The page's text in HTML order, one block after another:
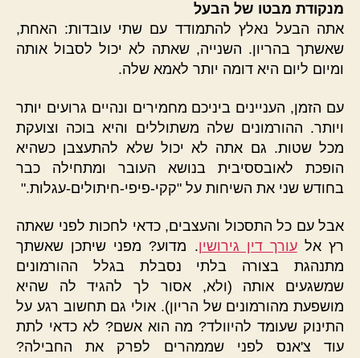
מנקודת מבטו של הבעל
אתה הבעל נאלץ להתמודד עם שתי עובדות: האחת,
שאשתך בהריון. השנייה, שאתה לא יכול לסבול אותה
ומיום ליום היא דומה יותר לאמא שלה.
עם הזמן, העניינים ביניכם מחמירים ונהיים גרועים יותר
ויותר. ההורמונים שלה משתוללים והיא בוכה וצועקת
מכל שטות. גם אתה לא יכול שלא להתעצבן כשהיא
הופכת לאובססיבית בנושא העובר ומתחילה כבר
בחודש שני את השיחות על "קקי-פיפי-חיתולים-עגלות."
אבל עם כל התסכול והעצבים, כדאי לחכות לפני שאתה
רץ אלעורך דין גירושין. מדוע? מפני שיתכן שאשתך
מתנהגת בצורה בלתי נסבלת בגלל ההורמונים
שמשגעים אותה (ולא, אסור לך להגיד לה שהיא
מושפעת מהורמונים של הריון). אולי גם תחשוב רגע על
התינוק שעומד להיוולד? מה הוא אשם? לא כדאי לתת
עוד צ'אנס לפני שממהרים לפרק את החבילה?